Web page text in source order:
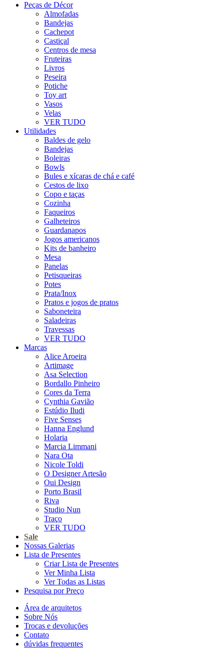
Peças de Décor
Almofadas
Bandejas
Cachepot
Castiçal
Centros de mesa
Fruteiras
Livros
Peseira
Potiche
Toy art
Vasos
Velas
VER TUDO
Utilidades
Baldes de gelo
Bandejas
Boleiras
Bowls
Bules e xícaras de chá e café
Cestos de lixo
Copo e taças
Cozinha
Faqueiros
Galheteiros
Guardanapos
Jogos americanos
Kits de banheiro
Mesa
Panelas
Petisqueiras
Potes
Prata/Inox
Pratos e jogos de pratos
Saboneteira
Saladeiras
Travessas
VER TUDO
Marcas
Alice Aroeira
Artimage
Asa Selection
Bordallo Pinheiro
Cores da Terra
Cynthia Gavião
Estúdio Iludi
Five Senses
Hanna Englund
Holaria
Marcia Limmani
Nara Ota
Nicole Toldi
O Designer Artesão
Oui Design
Porto Brasil
Riva
Studio Nun
Traço
VER TUDO
Sale
Nossas Galerias
Lista de Presentes
Criar Lista de Presentes
Ver Minha Lista
Ver Todas as Listas
Pesquisa por Preço
Área de arquitetos
Sobre Nós
Trocas e devoluções
Contato
dúvidas frequentes